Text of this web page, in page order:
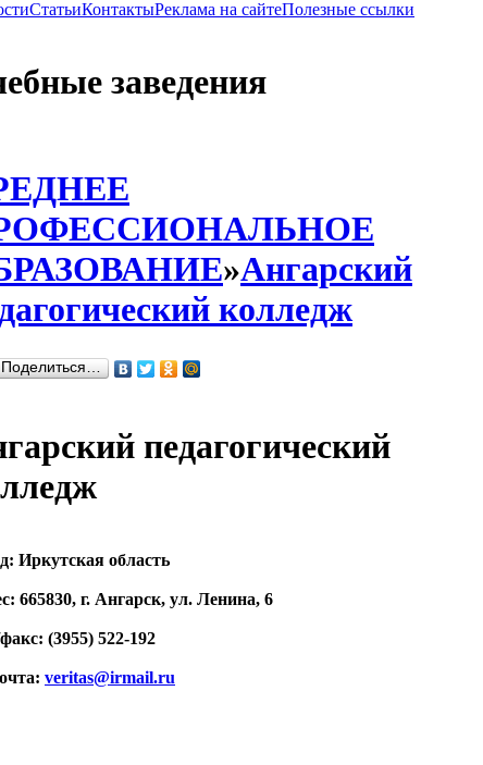
СтатьиКонтактыРеклама на сайтеПолезные ссылки
заведения
»Ангарский
колледж
Поделиться…
педагогический
Иркутская область
: 665830, г. Ангарск, ул. Ленина, 6
: (3955) 522-192
: veritas@irmail.ru